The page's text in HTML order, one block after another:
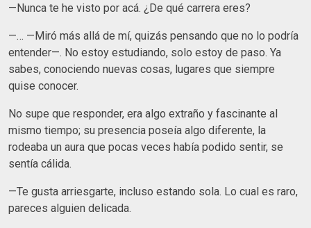
—Nunca te he visto por acá. ¿De qué carrera eres?
—… —Miró más allá de mí, quizás pensando que no lo podría
entender—. No estoy estudiando, solo estoy de paso. Ya
sabes, conociendo nuevas cosas, lugares que siempre
quise conocer.
No supe que responder, era algo extraño y fascinante al
mismo tiempo; su presencia poseía algo diferente, la
rodeaba un aura que pocas veces había podido sentir, se
sentía cálida.
—Te gusta arriesgarte, incluso estando sola. Lo cual es raro,
pareces alguien delicada.